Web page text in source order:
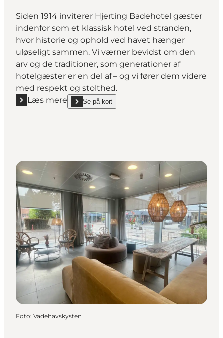
Siden 1914 inviterer Hjerting Badehotel gæster
indenfor som et klassisk hotel ved stranden,
hvor historie og ophold ved havet hænger
uløseligt sammen. Vi værner bevidst om den
arv og de traditioner, som generationer af
hotelgæster er en del af – og vi fører dem videre
med respekt og stolthed.
Læs mere
Læs mere "Hjerting Badehotel ved Esbjerg"
Se på kort
show Hjerting Badehotel ved Esbjerg on_map
Foto: Vadehavskysten